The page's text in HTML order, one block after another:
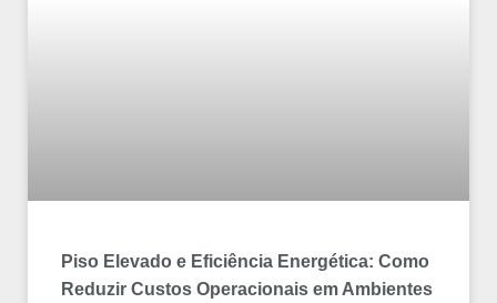
Piso Elevado e Eficiência Energética: Como
Reduzir Custos Operacionais em Ambientes